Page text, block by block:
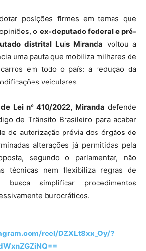
posições firmes em temas que
o ex-deputado federal e pré-
distrital Luis Miranda voltou a
uma pauta que mobiliza milhares de
em todo o país: a redução da
veiculares.
Lei nº 410/2022, Miranda defende
de Trânsito Brasileiro para acabar
de autorização prévia dos órgãos de
alterações já permitidas pela
segundo o parlamentar, não
técnicas nem flexibiliza regras de
busca simplificar procedimentos
burocráticos.
reel/DZXLt8xx_Oy/?